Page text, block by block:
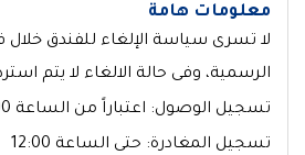
معلومات هامة
لا تسرى سياسة الإلغاء للفندق خلال
الرسمية، وفى حالة الالغاء لا يتم
تسجيل الوصول: اعتباراً من الساعة 14:00
تسجيل المغادرة: حتى الساعة 12:00